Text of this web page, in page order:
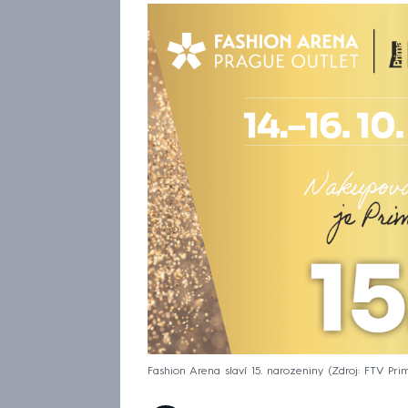
Fashion Arena slaví 15. narozeniny Zdroj: FTV